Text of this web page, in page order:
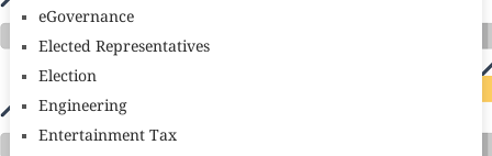
eGovernance
Elected Representatives
Election
Engineering
Entertainment Tax